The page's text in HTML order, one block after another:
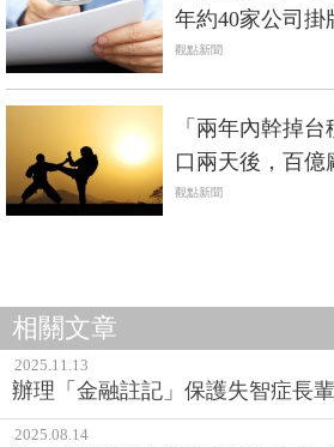
年約40家公司掛
觀點新聞
「兩年內幹掉
口兩天後，百億
圓雙雄的恩仇史
觀點新聞
相關文章
2025.11.13
辦理「金融註記」保護失智症長輩
2025.08.14